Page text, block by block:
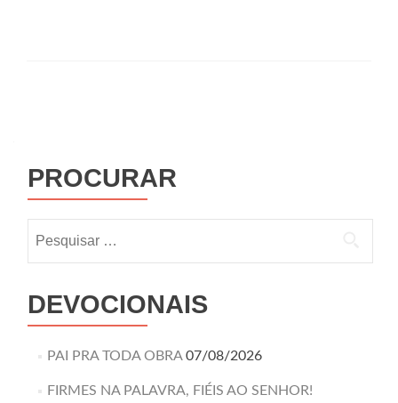
PROCURAR
DEVOCIONAIS
PAI PRA TODA OBRA 07/08/2026
FIRMES NA PALAVRA, FIÉIS AO SENHOR!